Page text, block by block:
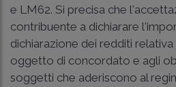
e LM62. Si precisa che
contribuente a dichiarare
dichiarazione dei redditi
oggetto di concordato e agli
soggetti che aderiscono al